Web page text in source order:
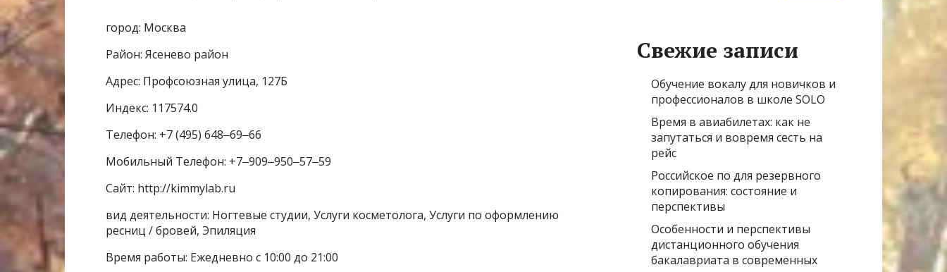
город: Москва
Район: Ясенево район
Адрес: Профсоюзная улица, 127Б
Индекс: 117574.0
Телефон: +7 (495) 648‒69‒66
Мобильный Телефон: +7‒909‒950‒57‒59
Сайт: http://kimmylab.ru
вид деятельности: Ногтевые студии, Услуги косметолога, Услуги по оформлению
ресниц / бровей, Эпиляция
Время работы: Ежедневно с 10:00 до 21:00
Свежие записи
Обучение вокалу для новичков и
профессионалов в школе SOLO
Время в авиабилетах: как не
запутаться и вовремя сесть на
рейс
Российское по для резервного
копирования: состояние и
перспективы
Особенности и перспективы
дистанционного обучения
бакалавриата в современных